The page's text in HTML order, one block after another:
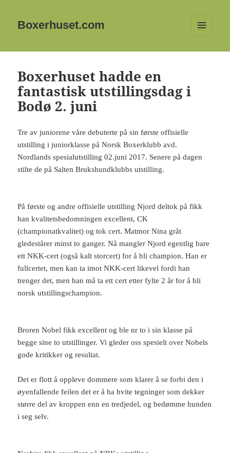
Boxerhuset.com
WIDGETER
Boxerhuset hadde en
fantastisk utstillingsdag i
Bodø 2. juni
Tre av juniorene våre debuterte på sin første offisielle
utstilling i juniorklasse på Norsk Boxerklubb avd.
Nordlands spesialutstilling 02.juni 2017. Senere på dagen
stilte de på Salten Brukshundklubbs utstilling.
På første og andre offisielle utstilling Njord deltok på fikk
han kvalitetsbedomningen excellent, CK
(championatkvalitet) og tok cert.Matmor Nina gråt
gledestårer minst to ganger. Nå mangler Njord egentlig bare
ett NKK-cert (også kalt storcert) for å bli champion. Han er
fullcertet, men kan ta imot NKK-cert likevel fordi han
trenger det, men han må ta ett cert etter fylte 2 år for å bli
norsk utstillingschampion.
Broren Nobel fikk excellent og ble nr to i sin klasse på
begge sine to utstillinger. Vi gleder oss spesielt over Nobels
gode kritikker og resultat.
Det er flott å oppleve dommere som klarer å se forbi den i
øyenfallende feilen det er å ha hvite tegninger som dekker
større del av kroppen enn en tredjedel, og bedømme hunden
i seg selv.